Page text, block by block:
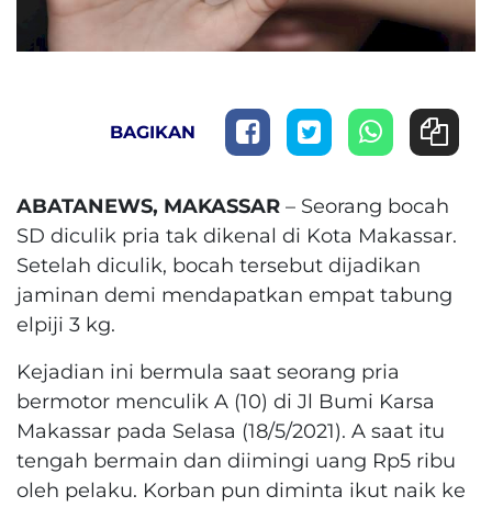
BAGIKAN
ABATANEWS, MAKASSAR – Seorang bocah
SD diculik pria tak dikenal di Kota Makassar.
Setelah diculik, bocah tersebut dijadikan
jaminan demi mendapatkan empat tabung
elpiji 3 kg.
Kejadian ini bermula saat seorang pria
bermotor menculik A (10) di Jl Bumi Karsa
Makassar pada Selasa (18/5/2021). A saat itu
tengah bermain dan diimingi uang Rp5 ribu
oleh pelaku. Korban pun diminta ikut naik ke